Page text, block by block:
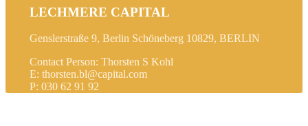
LECHMERE CAPITAL
Genslerstraße 9, Berlin Schöneberg 10829, BERLIN
Contact Person: Thorsten S Kohl
E: thorsten.bl@capital.com
P: 030 62 91 92